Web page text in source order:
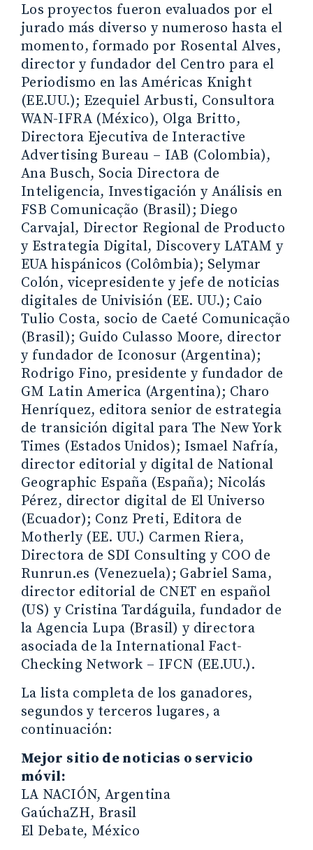
Los proyectos fueron evaluados por el
jurado más diverso y numeroso hasta el
momento, formado por Rosental Alves,
director y fundador del Centro para el
Periodismo en las Américas Knight
(EE.UU.); Ezequiel Arbusti, Consultora
WAN-IFRA (México), Olga Britto,
Directora Ejecutiva de Interactive
Advertising Bureau – IAB (Colombia),
Ana Busch, Socia Directora de
Inteligencia, Investigación y Análisis en
FSB Comunicação (Brasil); Diego
Carvajal, Director Regional de Producto
y Estrategia Digital, Discovery LATAM y
EUA hispánicos (Colômbia); Selymar
Colón, vicepresidente y jefe de noticias
digitales de Univisión (EE. UU.); Caio
Tulio Costa, socio de Caeté Comunicação
(Brasil); Guido Culasso Moore, director
y fundador de Iconosur (Argentina);
Rodrigo Fino, presidente y fundador de
GM Latin America (Argentina); Charo
Henríquez, editora senior de estrategia
de transición digital para The New York
Times (Estados Unidos); Ismael Nafría,
director editorial y digital de National
Geographic España (España); Nicolás
Pérez, director digital de El Universo
(Ecuador); Conz Preti, Editora de
Motherly (EE. UU.) Carmen Riera,
Directora de SDI Consulting y COO de
Runrun.es (Venezuela); Gabriel Sama,
director editorial de CNET en español
(US) y Cristina Tardáguila, fundador de
la Agencia Lupa (Brasil) y directora
asociada de la International Fact-
Checking Network – IFCN (EE.UU.).
La lista completa de los ganadores,
segundos y terceros lugares, a
continuación:
Mejor sitio de noticias o servicio
móvil:
LA NACIÓN, Argentina
GaúchaZH, Brasil
El Debate, México